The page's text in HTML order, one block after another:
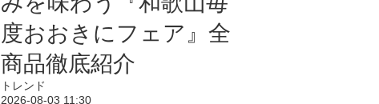
度おおきにフェア』全
商品徹底紹介
トレンド
2026-08-03 11:30